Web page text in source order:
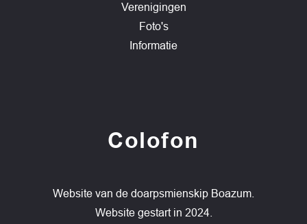
Verenigingen
Foto's
Informatie
Colofon
Website van de doarpsmienskip Boazum.
Website gestart in 2024.